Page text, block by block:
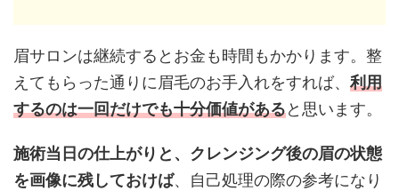
眉サロンは継続するとお金も時間もかかります。整
えてもらった通りに眉毛のお手入れをすれば、 利用
するのは一回だけでも十分価値があると思います。
施術当日の仕上がりと、クレンジング後の眉の状態
を画像に残しておけば、自己処理の際の参考になり